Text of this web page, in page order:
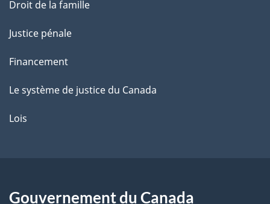
Droit de la famille
Justice pénale
Financement
Le système de justice du Canada
Lois
Gouvernement du Canada